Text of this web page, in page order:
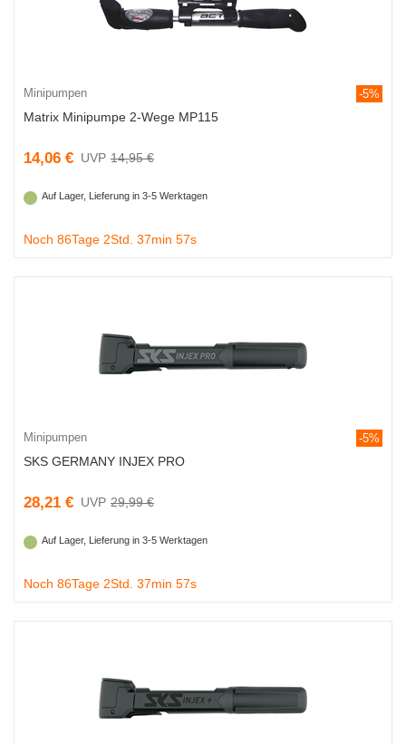
Minipumpen -5%
Matrix Minipumpe 2-Wege MP115
14,06 € 14,95 €
Auf Lager, Lieferung in 3-5 Werktagen
Noch 86Tage 2Std. 37min 56s
Minipumpen -5%
SKS GERMANY INJEX PRO
28,21 € 29,99 €
Auf Lager, Lieferung in 3-5 Werktagen
Noch 86Tage 2Std. 37min 56s